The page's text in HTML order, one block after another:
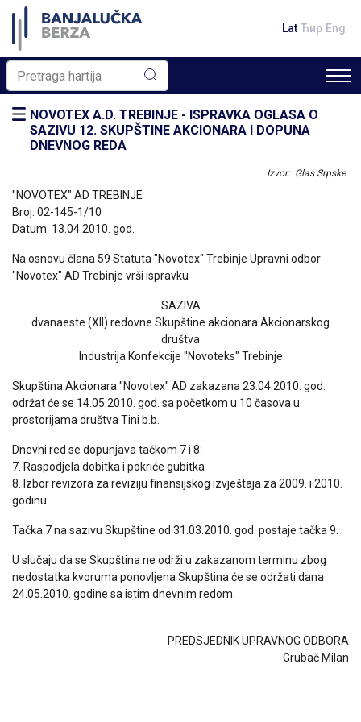
Lat Ћир Eng
NOVOTEX A.D. TREBINJE - ISPRAVKA OGLASA O
SAZIVU 12. SKUPŠTINE AKCIONARA I DOPUNA
DNEVNOG REDA
Izvor: Glas Srpske
"NOVOTEX" AD TREBINJE
Broj: 02-145-1/10
Datum: 13.04.2010. god.
Na osnovu člana 59 Statuta "Novotex" Trebinje Upravni odbor
"Novotex" AD Trebinje vrši ispravku
SAZIVA
dvanaeste (XII) redovne Skupštine akcionara Akcionarskog
društva
Industrija Konfekcije "Novoteks" Trebinje
Skupština Akcionara "Novotex" AD zakazana 23.04.2010. god.
održat će se 14.05.2010. god. sa početkom u 10 časova u
prostorijama društva Tini b.b.
Dnevni red se dopunjava tačkom 7 i 8:
7. Raspodjela dobitka i pokriće gubitka
8. Izbor revizora za reviziju finansijskog izvještaja za 2009. i 2010.
godinu.
Tačka 7 na sazivu Skupštine od 31.03.2010. god. postaje tačka 9.
U slučaju da se Skupština ne održi u zakazanom terminu zbog
nedostatka kvoruma ponovljena Skupština će se održati dana
24.05.2010. godine sa istim dnevnim redom.
PREDSJEDNIK UPRAVNOG ODBORA
Grubač Milan